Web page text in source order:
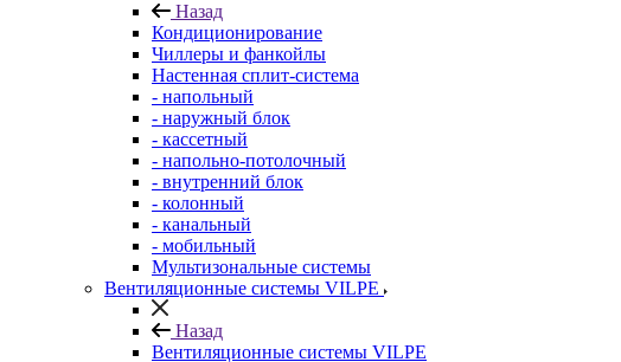
Назад
Кондиционирование
Чиллеры и фанкойлы
Настенная сплит-система
- напольный
- наружный блок
- кассетный
- напольно-потолочный
- внутренний блок
- колонный
- канальный
- мобильный
Мультизональные системы
Вентиляционные системы VILPE
Назад
Вентиляционные системы VILPE